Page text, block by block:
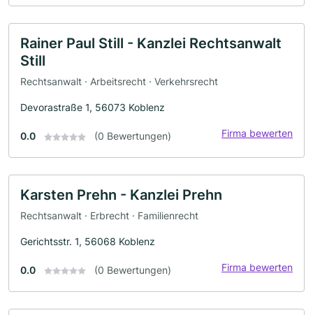
Rainer Paul Still - Kanzlei Rechtsanwalt
Still
Rechtsanwalt · Arbeitsrecht · Verkehrsrecht
Devorastraße 1, 56073 Koblenz
0.0 (0 Bewertungen) Firma bewerten
Karsten Prehn - Kanzlei Prehn
Rechtsanwalt · Erbrecht · Familienrecht
Gerichtsstr. 1, 56068 Koblenz
0.0 (0 Bewertungen) Firma bewerten